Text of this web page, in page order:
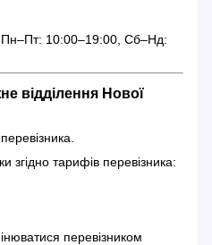
Пн–Пт: 10:00–19:00, Сб–Нд:
відділення Нової
згідно тарифів перевізника:
перевізником